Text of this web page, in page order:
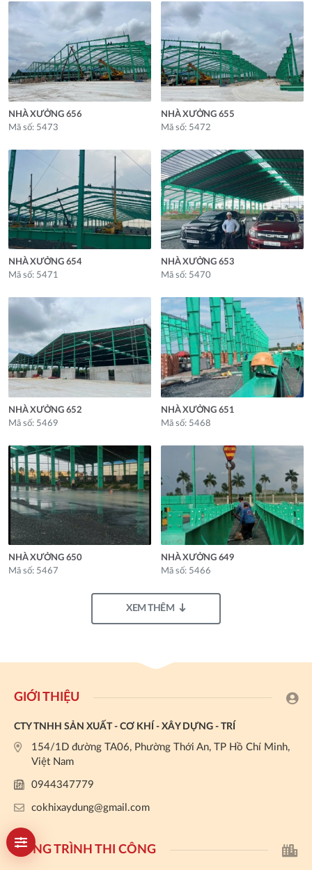
NHÀ XƯỞNG 656
Mã số: 5473
NHÀ XƯỞNG 655
Mã số: 5472
NHÀ XƯỞNG 654
Mã số: 5471
NHÀ XƯỞNG 653
Mã số: 5470
NHÀ XƯỞNG 652
Mã số: 5469
NHÀ XƯỞNG 651
Mã số: 5468
NHÀ XƯỞNG 650
Mã số: 5467
NHÀ XƯỞNG 649
Mã số: 5466
XEM THÊM
GIỚI THIỆU
CTY TNHH SẢN XUẤT - CƠ KHÍ - XÂY DỰNG - TRÍ
154/1D đường TA06, Phường Thới An, TP Hồ Chí Minh,
Việt Nam
0944347779
cokhixaydung@gmail.com
CÔNG TRÌNH THI CÔNG